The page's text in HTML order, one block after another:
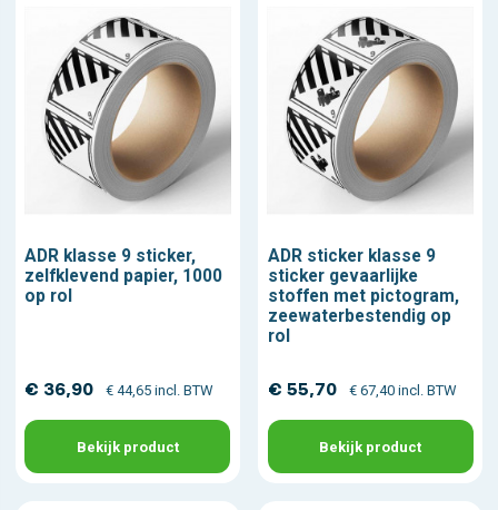
ADR klasse 9 sticker,
zelfklevend papier, 1000
op rol
€ 36,90 € 44,65 incl. BTW
Bekijk product
ADR sticker klasse 9
sticker gevaarlijke
stoffen met pictogram,
zeewaterbestendig op
rol
€ 55,70 € 67,40 incl. BTW
Bekijk product